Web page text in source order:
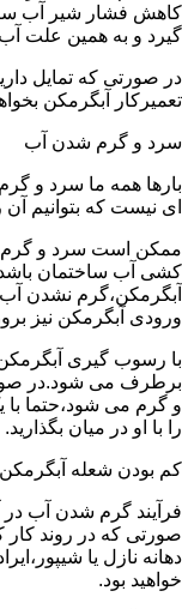
کاهش فشار شیر آب
گیرد و به همین علت
در صورتی که تمایل
تعمیرکار آبگرمکن
سرد و گرم شدن آب
بارها همه ما سرد و
ای نیست که بتوانیم آن
ممکن است سرد و گرم
کشی آب ساختمان
آبگرمکن،گرم نشدن
ورودی آبگرمکن نیز
با رسوب گیری
برطرف می شود.در
و گرم می شود،حتما با
را با او در میان بگذارید.
کم بودن شعله آبگرمکن
فرآیند گرم شدن آب
صورتی که در روند
دهانه نازل یا
خواهید بود.